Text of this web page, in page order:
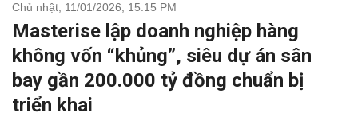
Chủ nhật, 11/01/2026, 15:15 PM
Masterise lập doanh nghiệp hàng
không vốn “khủng”, siêu dự án sân
bay gần 200.000 tỷ đồng chuẩn bị
triển khai